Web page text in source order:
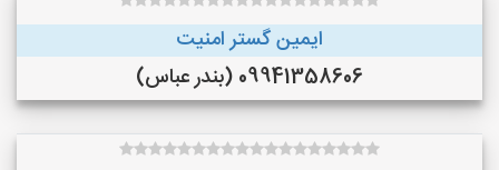
ایمین گستر امنیت
09941358606 (بندر عباس)